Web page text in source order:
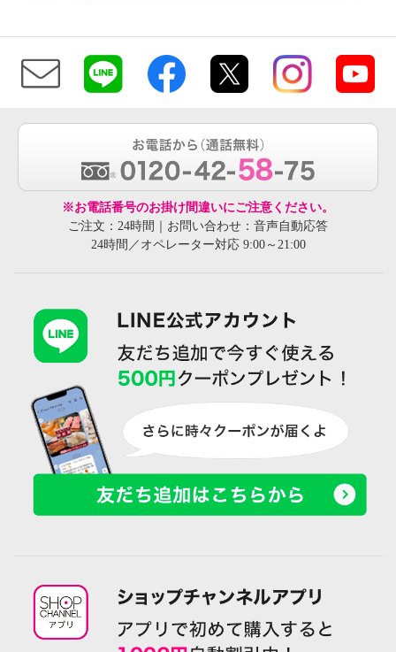
※お電話番号のお掛け間違いにご注意ください。
ご注文：24時間｜お問い合わせ：音声自動応答
24時間／オペレーター対応 9:00～21:00